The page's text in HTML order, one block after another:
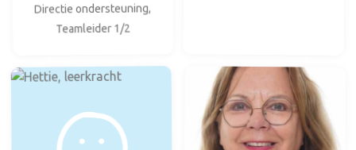
Directie ondersteuning,
Teamleider 1/2